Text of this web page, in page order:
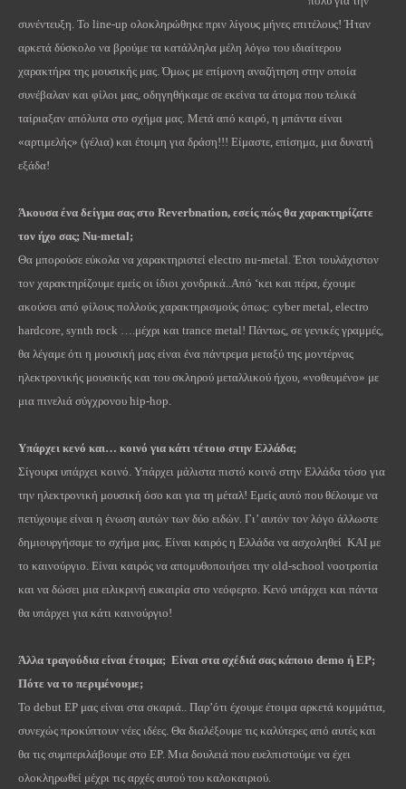
συνέντευξη. Το line-up ολοκληρώθηκε πριν λίγους μήνες επιτέλους! Ήταν
αρκετά δύσκολο να βρούμε τα κατάλληλα μέλη λόγω του ιδιαίτερου
χαρακτήρα της μουσικής μας. Όμως με επίμονη αναζήτηση στην οποία
συνέβαλαν και φίλοι μας, οδηγηθήκαμε σε εκείνα τα άτομα που τελικά
ταίριαξαν απόλυτα στο σχήμα μας. Μετά από καιρό, η μπάντα είναι
«αρτιμελής» (γέλια) και έτοιμη για δράση!!! Είμαστε, επίσημα, μια δυνατή
εξάδα!
Άκουσα ένα δείγμα σας στο Reverbnation, εσείς πώς θα χαρακτηρίζατε
τον ήχο σας; Νu-metal;
Θα μπορούσε εύκολα να χαρακτηριστεί electro nu-metal. Έτσι τουλάχιστον
τον χαρακτηρίζουμε εμείς οι ίδιοι χονδρικά..Από ‘κει και πέρα, έχουμε
ακούσει από φίλους πολλούς χαρακτηρισμούς όπως: cyber metal, electro
hardcore, synth rock ….μέχρι και trance metal! Πάντως, σε γενικές γραμμές,
θα λέγαμε ότι η μουσική μας είναι ένα πάντρεμα μεταξύ της μοντέρνας
ηλεκτρονικής μουσικής και του σκληρού μεταλλικού ήχου, «νοθευμένο» με
μια πινελιά σύγχρονου hip-hop.
Υπάρχει κενό και… κοινό για κάτι τέτοιο στην Ελλάδα;
Σίγουρα υπάρχει κοινό. Υπάρχει μάλιστα πιστό κοινό στην Ελλάδα τόσο για
την ηλεκτρονική μουσική όσο και για τη μέταλ! Εμείς αυτό που θέλουμε να
πετύχουμε είναι η ένωση αυτών των δύο ειδών. Γι’ αυτόν τον λόγο άλλωστε
δημιουργήσαμε το σχήμα μας. Είναι καιρός η Ελλάδα να ασχοληθεί ΚΑΙ με
το καινούργιο. Είναι καιρός να απομυθοποιήσει την old-school νοοτροπία
και να δώσει μια ειλικρινή ευκαιρία στο νεόφερτο. Κενό υπάρχει και πάντα
θα υπάρχει για κάτι καινούργιο!
Άλλα τραγούδια είναι έτοιμα; Είναι στα σχέδιά σας κάποιο demo ή EP;
Πότε να το περιμένουμε;
Το debut EP μας είναι στα σκαριά.. Παρ’ότι έχουμε έτοιμα αρκετά κομμάτια,
συνεχώς προκύπτουν νέες ιδέες. Θα διαλέξουμε τις καλύτερες από αυτές και
θα τις συμπεριλάβουμε στο EP. Μια δουλειά που ευελπιστούμε να έχει
ολοκληρωθεί μέχρι τις αρχές αυτού του καλοκαιριού.